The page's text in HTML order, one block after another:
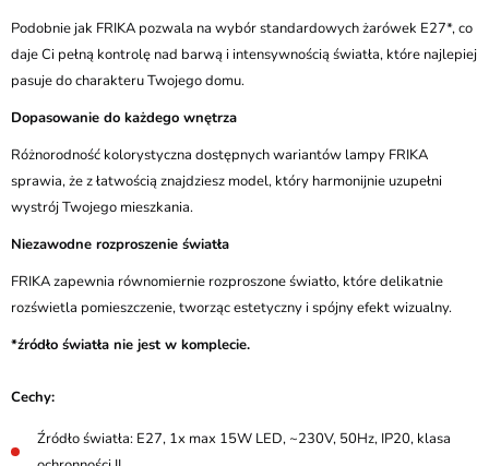
Podobnie jak FRIKA pozwala na wybór standardowych żarówek E27*, co
daje Ci pełną kontrolę nad barwą i intensywnością światła, które najlepiej
pasuje do charakteru Twojego domu.
Dopasowanie do każdego wnętrza
Różnorodność kolorystyczna dostępnych wariantów lampy FRIKA
sprawia, że z łatwością znajdziesz model, który harmonijnie uzupełni
wystrój Twojego mieszkania.
Niezawodne rozproszenie światła
FRIKA zapewnia równomiernie rozproszone światło, które delikatnie
rozświetla pomieszczenie, tworząc estetyczny i spójny efekt wizualny.
*źródło światła nie jest w komplecie.
Cechy:
Źródło światła: E27, 1x max 15W LED, ~230V, 50Hz, IP20, klasa